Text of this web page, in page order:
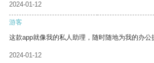
2024-01-12
游客
这款app就像我的私人助理，随时随地为我的办公
2024-01-12